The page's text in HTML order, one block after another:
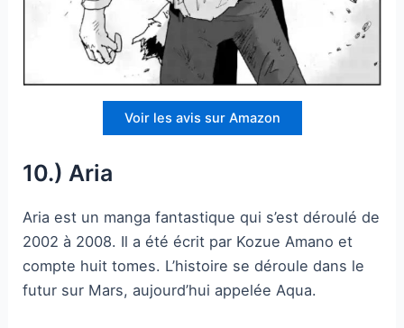
Voir les avis sur Amazon
10.) Aria
Aria est un manga fantastique qui s’est déroulé de
2002 à 2008. Il a été écrit par Kozue Amano et
compte huit tomes. L’histoire se déroule dans le
futur sur Mars, aujourd’hui appelée Aqua.